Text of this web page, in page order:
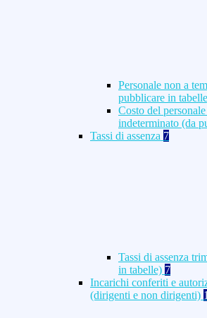
Personale non a
pubblicare in
Costo del
indeterminato (da
Tassi di assenza 7
Tassi di assenza
in tabelle) 7
Incarichi conferiti e
(dirigenti e non dirigenti)